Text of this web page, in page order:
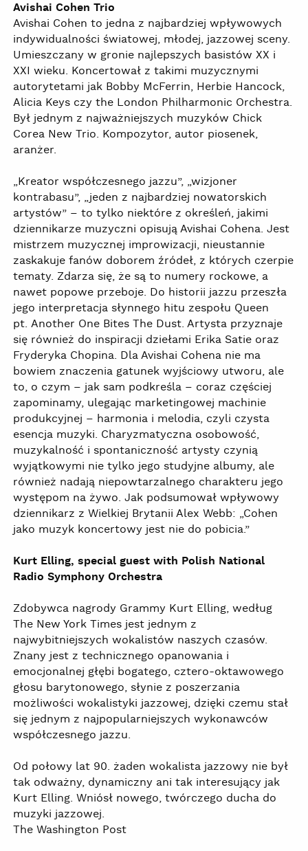
Avishai Cohen Trio
Avishai Cohen to jedna z najbardziej wpływowych
indywidualności światowej, młodej, jazzowej sceny.
Umieszczany w gronie najlepszych basistów XX i
XXI wieku. Koncertował z takimi muzycznymi
autorytetami jak Bobby McFerrin, Herbie Hancock,
Alicia Keys czy the London Philharmonic Orchestra.
Był jednym z najważniejszych muzyków Chick
Corea New Trio. Kompozytor, autor piosenek,
aranżer.
„Kreator współczesnego jazzu”, „wizjoner
kontrabasu”, „jeden z najbardziej nowatorskich
artystów” – to tylko niektóre z określeń, jakimi
dziennikarze muzyczni opisują Avishai Cohena. Jest
mistrzem muzycznej improwizacji, nieustannie
zaskakuje fanów doborem źródeł, z których czerpie
tematy. Zdarza się, że są to numery rockowe, a
nawet popowe przeboje. Do historii jazzu przeszła
jego interpretacja słynnego hitu zespołu Queen
pt. Another One Bites The Dust. Artysta przyznaje
się również do inspiracji dziełami Erika Satie oraz
Fryderyka Chopina. Dla Avishai Cohena nie ma
bowiem znaczenia gatunek wyjściowy utworu, ale
to, o czym – jak sam podkreśla – coraz częściej
zapominamy, ulegając marketingowej machinie
produkcyjnej – harmonia i melodia, czyli czysta
esencja muzyki. Charyzmatyczna osobowość,
muzykalność i spontaniczność artysty czynią
wyjątkowymi nie tylko jego studyjne albumy, ale
również nadają niepowtarzalnego charakteru jego
występom na żywo. Jak podsumował wpływowy
dziennikarz z Wielkiej Brytanii Alex Webb: „Cohen
jako muzyk koncertowy jest nie do pobicia.”
Kurt Elling, special guest with Polish National
Radio Symphony Orchestra
Zdobywca nagrody Grammy Kurt Elling, według
The New York Times jest jednym z
najwybitniejszych wokalistów naszych czasów.
Znany jest z technicznego opanowania i
emocjonalnej głębi bogatego, cztero-oktawowego
głosu barytonowego, słynie z poszerzania
możliwości wokalistyki jazzowej, dzięki czemu stał
się jednym z najpopularniejszych wykonawców
współczesnego jazzu.
Od połowy lat 90. żaden wokalista jazzowy nie był
tak odważny, dynamiczny ani tak interesujący jak
Kurt Elling. Wniósł nowego, twórczego ducha do
muzyki jazzowej.
The Washington Post